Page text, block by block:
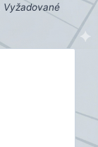
Vyžadované